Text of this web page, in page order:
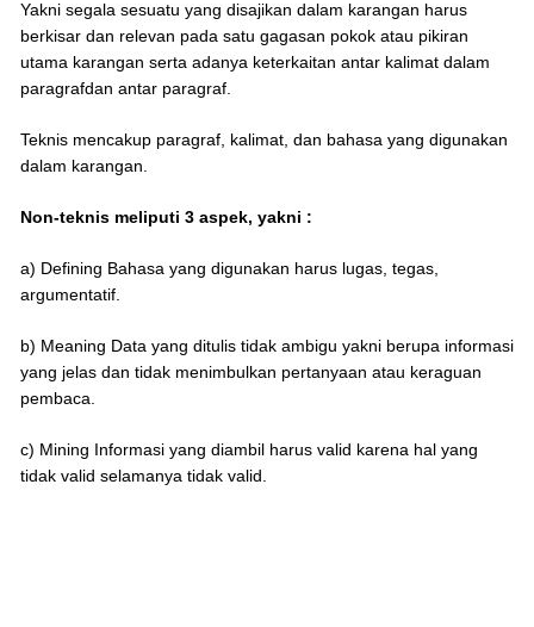
Yakni segala sesuatu yang disajikan dalam karangan harus
berkisar dan relevan pada satu gagasan pokok atau pikiran
utama karangan serta adanya keterkaitan antar kalimat dalam
paragrafdan antar paragraf.
Teknis mencakup paragraf, kalimat, dan bahasa yang digunakan
dalam karangan.
Non-teknis meliputi 3 aspek, yakni :
a) Defining Bahasa yang digunakan harus lugas, tegas,
argumentatif.
b) Meaning Data yang ditulis tidak ambigu yakni berupa informasi
yang jelas dan tidak menimbulkan pertanyaan atau keraguan
pembaca.
c) Mining Informasi yang diambil harus valid karena hal yang
tidak valid selamanya tidak valid.